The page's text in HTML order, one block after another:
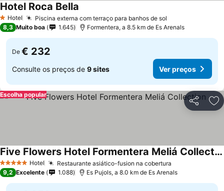
1 Estrelas
Hotel Piscina externa com terraço para banhos de sol
Hotel Roca Bella
8,3 Muito boa 1.645 Formentera, a 8.5 km de Es Arenals
De € 232
Consulte os preços de 9 sites Ver preços
Partilhar
Escolha popular
5 Estrelas Hotel Restaurante asiático-fusion na cobertura
Five Flowers Hotel Formentera Meliá Collection
9,2 Excelente 1.088 Es Pujols, a 8.0 km de Es Arenals